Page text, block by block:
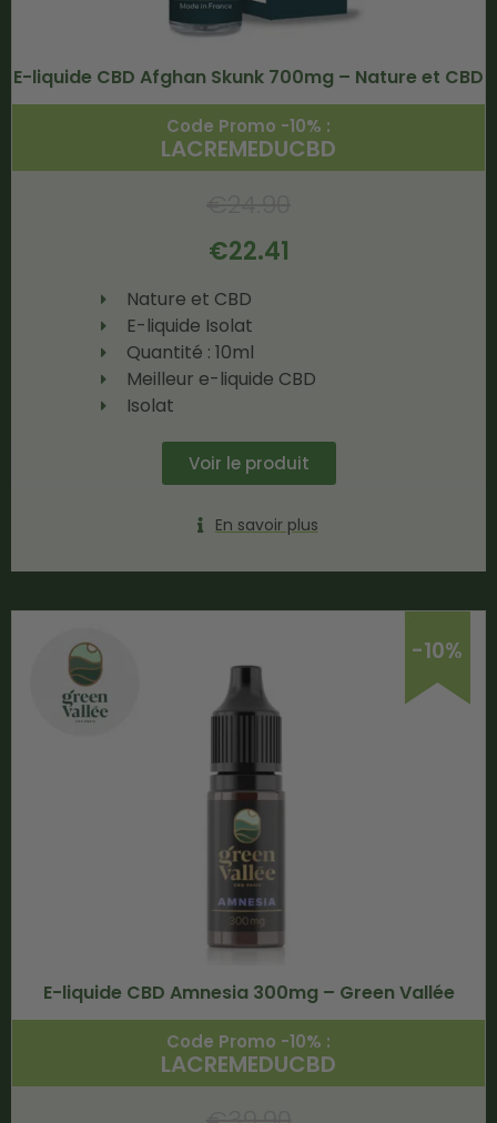
E-liquide CBD Afghan Skunk 700mg – Nature et CBD
Code Promo -10% :
LACREMEDUCBD
€22.41
Nature et CBD
E-liquide Isolat
Quantité : 10ml
Meilleur e-liquide CBD
Isolat
Voir le produit
En savoir plus
-10%
E-liquide CBD Amnesia 300mg – Green Vallée
Code Promo -10% :
LACREMEDUCBD